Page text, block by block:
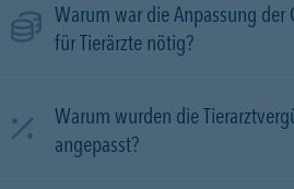
Warum war die Anpassung der
für Tierärzte nötig?
Warum wurden die
angepasst?